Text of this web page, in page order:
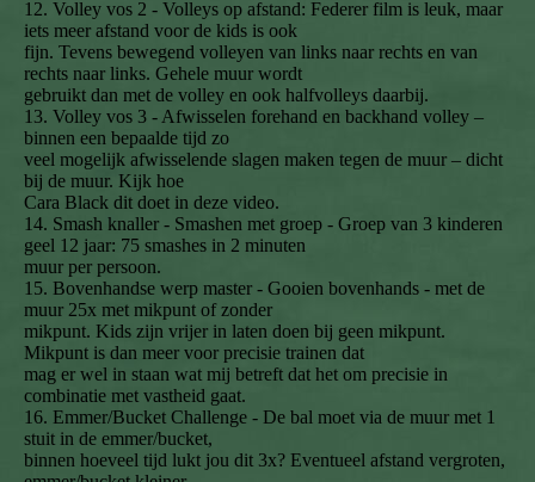
12. Volley vos 2 - Volleys op afstand: Federer film is leuk, maar
iets meer afstand voor de kids is ook
fijn. Tevens bewegend volleyen van links naar rechts en van
rechts naar links. Gehele muur wordt
gebruikt dan met de volley en ook halfvolleys daarbij.
13. Volley vos 3 - Afwisselen forehand en backhand volley –
binnen een bepaalde tijd zo
veel mogelijk afwisselende slagen maken tegen de muur – dicht
bij de muur. Kijk hoe
Cara Black dit doet in deze video.
14. Smash knaller - Smashen met groep - Groep van 3 kinderen
geel 12 jaar: 75 smashes in 2 minuten
muur per persoon.
15. Bovenhandse werp master - Gooien bovenhands - met de
muur 25x met mikpunt of zonder
mikpunt. Kids zijn vrijer in laten doen bij geen mikpunt.
Mikpunt is dan meer voor precisie trainen dat
mag er wel in staan wat mij betreft dat het om precisie in
combinatie met vastheid gaat.
16. Emmer/Bucket Challenge - De bal moet via de muur met 1
stuit in de emmer/bucket,
binnen hoeveel tijd lukt jou dit 3x? Eventueel afstand vergroten,